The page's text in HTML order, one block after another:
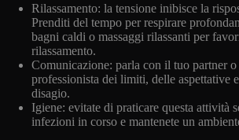
Rilassamento: la tensione inibisce la
Prenditi del tempo per respirare
bagni caldi o massaggi rilassanti per
rilassamento.
Comunicazione: parla con il tuo partner o
professionista dei limiti, delle aspettative
disagio.
Igiene: evitate di praticare questa attività
infezioni in corso e mantenete un